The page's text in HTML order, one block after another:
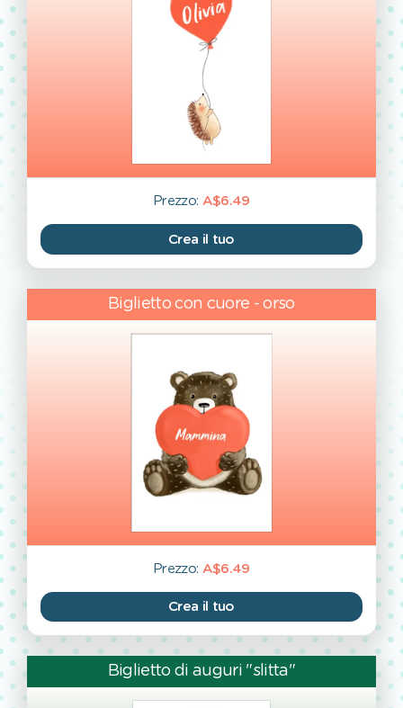
Prezzo: A$6.49
Crea il tuo
Biglietto con cuore - orso
Prezzo: A$6.49
Crea il tuo
Biglietto di auguri "slitta"